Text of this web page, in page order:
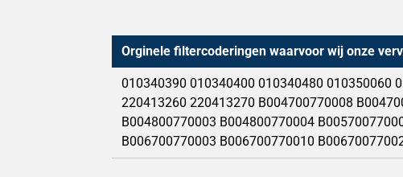
Orginele filtercoderingen waarvoor wij onze
010340390 010340400 010340480 010350060
220413260 220413270 B004700770008
B004800770003 B004800770004
B006700770003 B006700770010